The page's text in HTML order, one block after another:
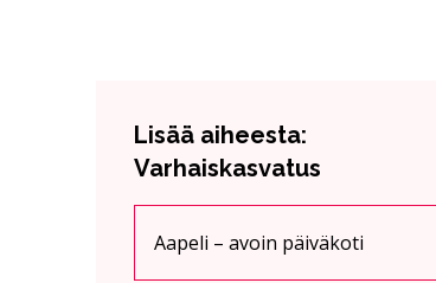
Lisää aiheesta:
Varhaiskasvatus
Nykyinen sivu
Aapeli – avoin päiväkoti
Klikkaa käyttääksesi valikkoa